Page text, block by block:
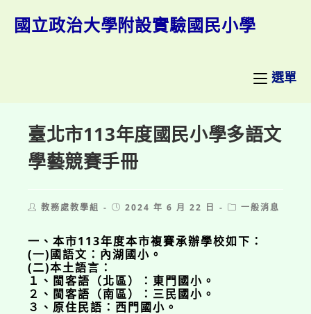
國立政治大學附設實驗國民小學
選單
臺北市113年度國民小學多語文
學藝競賽手冊
Post教務處教學組
Post2024 年 6 月 22 日
Post一般消息
一、本市113年度本市複賽承辦學校如下：
(一)國語文：內湖國小。
(二)本土語言：
１、閩客語（北區）：東門國小。
２、閩客語（南區）：三民國小。
３、原住民語：西門國小。